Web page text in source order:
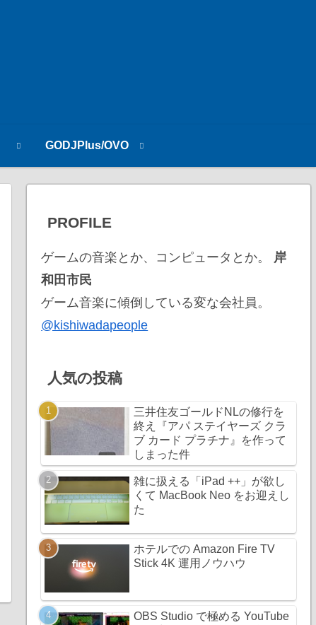
GODJPlus/OVO
PROFILE
ゲームの音楽とか、コンピュータとか。 岸
和田市民
ゲーム音楽に傾倒している変な会社員。
@kishiwadapeople
人気の投稿
三井住友ゴールドNLの修行を
終え『アパ ステイヤーズ クラ
ブ カード プラチナ』を作って
しまった件
雑に扱える「iPad ++」が欲し
くて MacBook Neo をお迎えし
た
ホテルでの Amazon Fire TV
Stick 4K 運用ノウハウ
OBS Studio で極める YouTube